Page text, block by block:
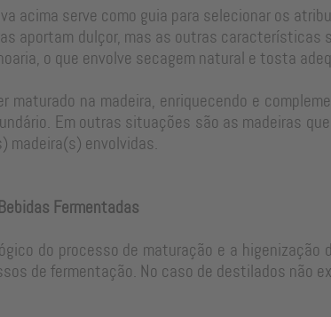
acima serve como guia para selecionar os
aportam dulçor, mas as outras
o que envolve secagem natural e tosta
maturado na madeira, enriquecendo e
Em outras situações são as madeiras
madeira(s) envolvidas.
Fermentadas
do processo de maturação e a
de fermentação. No caso de destilados não